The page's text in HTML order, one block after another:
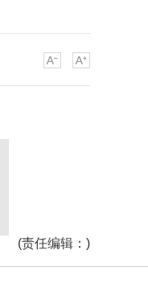
(责任编辑 ：)